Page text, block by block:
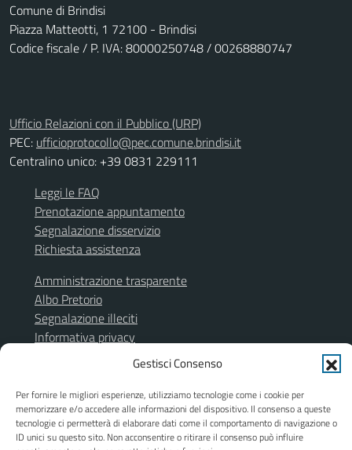
Gestisci Consenso
Per fornire le migliori esperienze, utilizziamo tecnologie come i cookie per
memorizzare e/o accedere alle informazioni del dispositivo. Il consenso a queste
tecnologie ci permetterà di elaborare dati come il comportamento di navigazione o
ID unici su questo sito. Non acconsentire o ritirare il consenso può influire
Comune di Brindisi
Piazza Matteotti, 1 72100 - Brindisi
Codice fiscale / P. IVA: 80000250748 / 00268880747
Ufficio Relazioni con il Pubblico (URP)
PEC: ufficioprotocollo@pec.comune.brindisi.it
Centralino unico: +39 0831 229111
Leggi le FAQ
Prenotazione appuntamento
Segnalazione disservizio
Richiesta assistenza
Amministrazione trasparente
Albo Pretorio
Segnalazione illeciti
Informativa privacy
Dichiarazione di accessibilità
Obiettivi di accessibilità
Piano di miglioramento del sito